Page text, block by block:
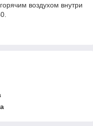
воздухом внутри